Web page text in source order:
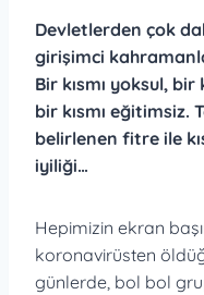
Devletlerden çok
girişimci
Bir kısmı yoksul, bir
bir kısmı eğitimsiz.
belirlenen fitre ile
iyiliği…
Hepimizin ekran
koronavirüsten
günlerde, bol bol